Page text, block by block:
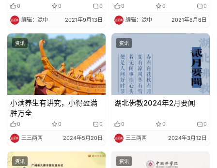
0 0 0
编辑：泷中 2021年9月13日
0 0 0
编辑：泷中 2021年8月6日
资讯
小满养生有讲究，小得盈满
胜万全
0 0 0
三三两两 2024年5月20日
资讯
湖北佛教2024年2月要闻
0 0 0
三三两两 2024年3月12日
资讯 资讯